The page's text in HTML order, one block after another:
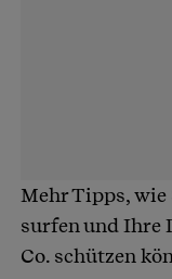
Mehr Tipps,
surfen und Ihre
Co. schützen